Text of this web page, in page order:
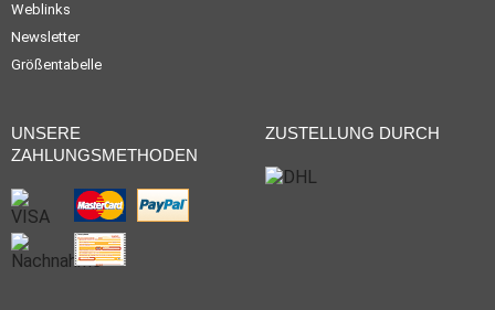
Weblinks
Newsletter
Größentabelle
UNSERE
ZAHLUNGSMETHODEN
ZUSTELLUNG DURCH